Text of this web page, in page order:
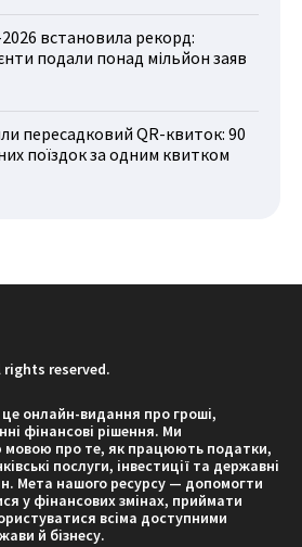
встановила рекорд:
подали понад мільйон заяв
пересадковий QR-квиток: 90
поїздок за одним квитком
rights reserved.
онлайн-видання про гроші,
фінансові рішення. Ми
мовою про те, як працюють податки,
послуги, інвестиції та державні
Мета нашого ресурсу — допомогти
у фінансових змінах, приймати
всіма доступними
й бізнесу.